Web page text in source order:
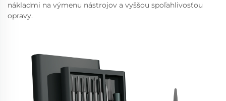
nákladmi na výmenu nástrojov a vyššou spoľahlivosťou
opravy.